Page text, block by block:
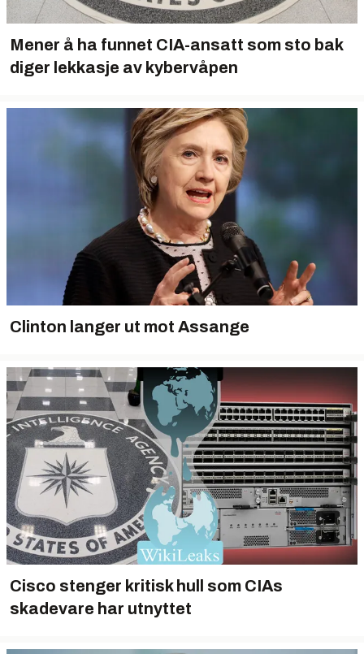
Mener å ha funnet CIA-ansatt som sto bak
diger lekkasje av kybervåpen
Clinton langer ut mot Assange
Cisco stenger kritisk hull som CIAs
skadevare har utnyttet